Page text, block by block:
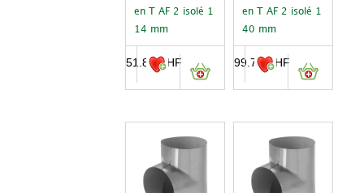
en T AF 2 isolé 1
14 mm
51.80CHF
en T AF 2 isolé 1
40 mm
99.70CHF